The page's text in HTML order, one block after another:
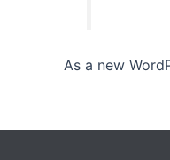
As a new